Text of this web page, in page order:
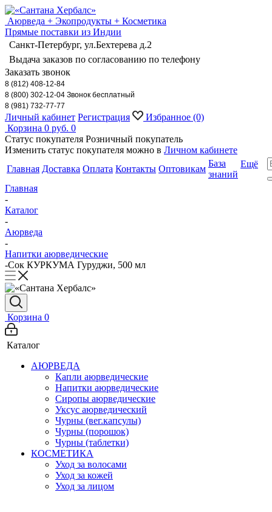
Аюрведа + Экопродукты + Косметика
Прямые поставки из Индии
Санкт-Петербург, ул.Бехтерева д.2
Выдача заказов по согласованию по телефону
Заказать звонок
8 (812) 408-12-84
8 (800) 302-12-04 Звонок бесплатный
8 (981) 732-77-77
Личный кабинет Регистрация Избранное (0)
Корзина 0 руб. 0
Статус покупателя Розничный покупатель
Изменить статус покупателя можно в Личном кабинете
Главная Доставка Оплата Контакты Оптовикам
База
знаний
Ещё
Главная
-
Каталог
-
Аюрведа
-
Напитки аюрведические
-Сок КУРКУМА Гуруджи, 500 мл
Корзина 0
Каталог
АЮРВЕДА
Капли аюрведические
Напитки аюрведические
Сиропы аюрведические
Уксус аюрведический
Чурны (вег.капсулы)
Чурны (порошок)
Чурны (таблетки)
КОСМЕТИКА
Уход за волосами
Уход за кожей
Уход за лицом